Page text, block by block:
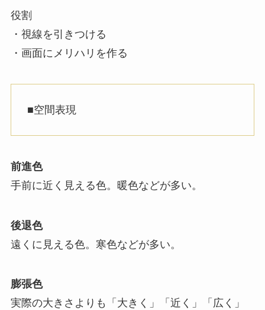
役割
・視線を引きつける
・画面にメリハリを作る
■空間表現
前進色
手前に近く見える色。暖色などが多い。
後退色
遠くに見える色。寒色などが多い。
膨張色
実際の大きさよりも「大きく」「近く」「広く」